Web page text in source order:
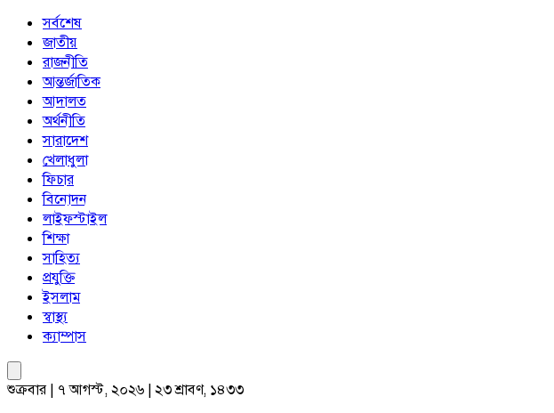
সর্বশেষ
জাতীয়
রাজনীতি
আন্তর্জাতিক
আদালত
অর্থনীতি
সারাদেশ
খেলাধুলা
ফিচার
বিনোদন
লাইফস্টাইল
শিক্ষা
সাহিত্য
প্রযুক্তি
ইসলাম
স্বাস্থ্য
ক্যাম্পাস
শুক্রবার | ৭ আগস্ট, ২০২৬ | ২৩ শ্রাবণ, ১৪৩৩